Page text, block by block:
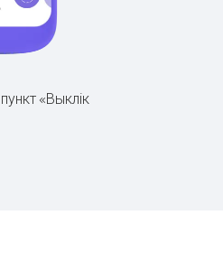
«Выклік